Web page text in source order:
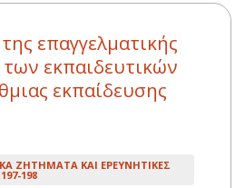
επαγγελματικής
εκπαιδευτικών
εκπαίδευσης
ΖΗΤΗΜΑΤΑ ΚΑΙ ΕΡΕΥΝΗΤΙΚΕΣ
198